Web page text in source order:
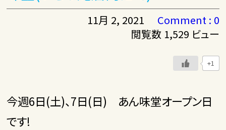
11月 2, 2021
Comment : 0
閲覧数 1,529 ビュー
+1
今週6日(土)、7日(日) あん味堂オープン日
です!